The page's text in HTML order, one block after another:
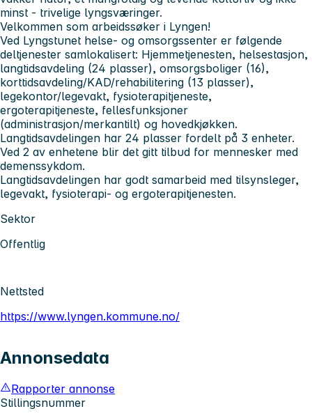
minst - trivelige lyngsværinger.
Velkommen som arbeidssøker i Lyngen!
Ved Lyngstunet helse- og omsorgssenter er følgende
deltjenester samlokalisert: Hjemmetjenesten, helsestasjon,
langtidsavdeling (24 plasser), omsorgsboliger (16),
korttidsavdeling/KAD/rehabilitering (13 plasser),
legekontor/legevakt, fysioterapitjeneste,
ergoterapitjeneste, fellesfunksjoner
(administrasjon/merkantilt) og hovedkjøkken.
Langtidsavdelingen har 24 plasser fordelt på 3 enheter.
Ved 2 av enhetene blir det gitt tilbud for mennesker med
demenssykdom.
Langtidsavdelingen har godt samarbeid med tilsynsleger,
legevakt, fysioterapi- og ergoterapitjenesten.
Sektor
Offentlig
Nettsted
https://www.lyngen.kommune.no/
Annonsedata
Rapporter annonse
Stillingsnummer